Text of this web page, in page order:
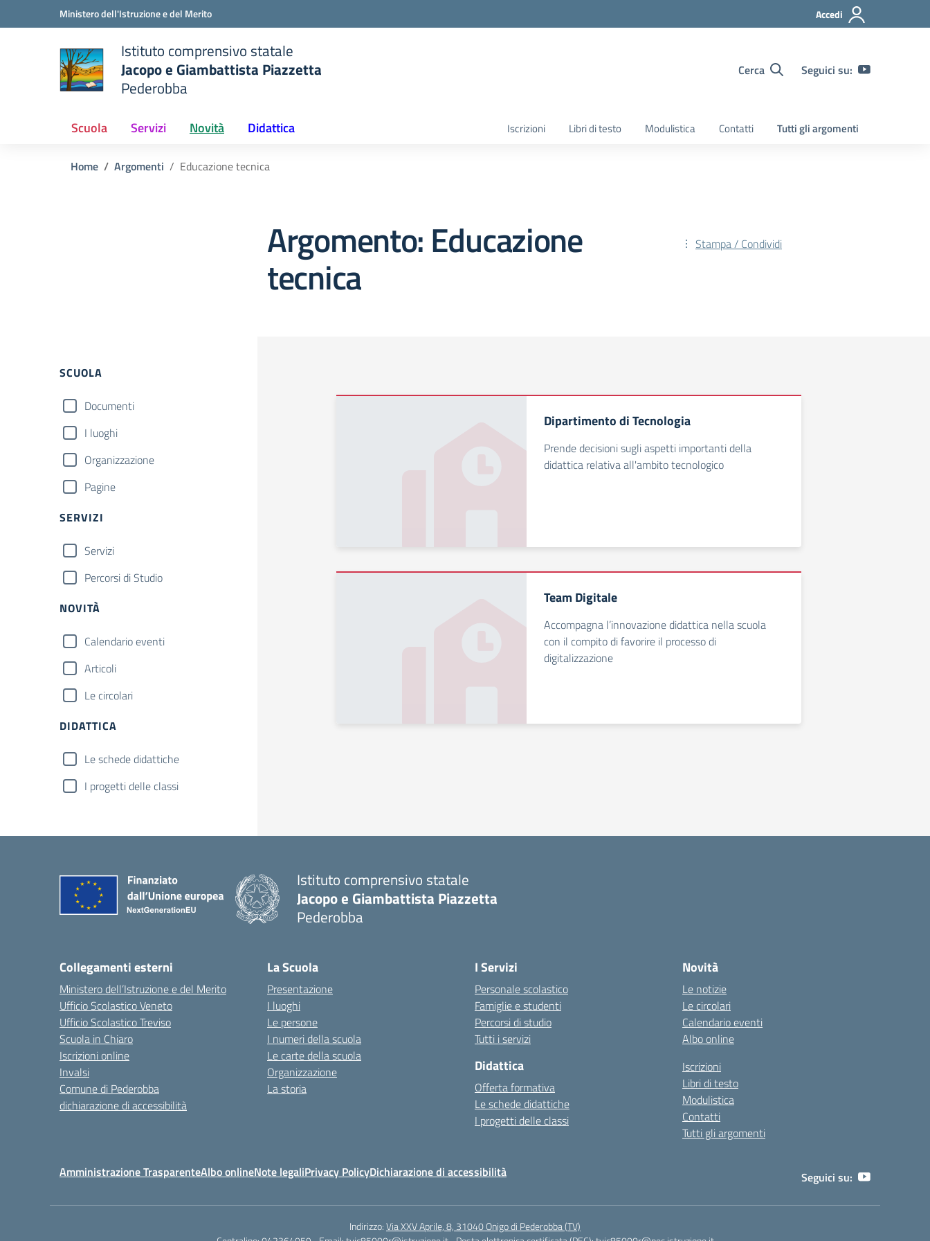
Vai ai contenuti
Vai al menu di navigazioneMinistero dell'Istruzione e del Merito Accedi
scuola
Istituto comprensivo statale
Jacopo e Giambattista Piazzetta
Pederobba
Cerca Seguici su:
Scuola Servizi Novità Didattica Iscrizioni Libri di testo Modulistica Contatti Tutti gli argomenti
Home Argomenti Educazione tecnica
Argomento: Educazione
tecnica
Stampa / Condividi
Filtri
SCUOLA
Documenti
I luoghi
Organizzazione
Pagine
SERVIZI
Servizi
Percorsi di Studio
NOVITÀ
Calendario eventi
Articoli
Le circolari
DIDATTICA
Le schede didattiche
I progetti delle classi
Dipartimento di Tecnologia
Prende decisioni sugli aspetti importanti della
didattica relativa all'ambito tecnologico
Team Digitale
Accompagna l’innovazione didattica nella scuola
con il compito di favorire il processo di
digitalizzazione
Istituto comprensivo statale
Jacopo e Giambattista Piazzetta
Pederobba
Collegamenti esterni
Ministero dell’Istruzione e del Merito
Ufficio Scolastico Veneto
Ufficio Scolastico Treviso
Scuola in Chiaro
Iscrizioni online
Invalsi
Comune di Pederobba
dichiarazione di accessibilità
La Scuola
Presentazione
I luoghi
Le persone
I numeri della scuola
Le carte della scuola
Organizzazione
La storia
I Servizi
Personale scolastico
Famiglie e studenti
Percorsi di studio
Tutti i servizi
Didattica
Offerta formativa
Le schede didattiche
I progetti delle classi
Novità
Le notizie
Le circolari
Calendario eventi
Albo online
Iscrizioni
Libri di testo
Modulistica
Contatti
Tutti gli argomenti
Amministrazione TrasparenteAlbo onlineNote legaliPrivacy PolicyDichiarazione di accessibilità Seguici su:
Indirizzo:Via XXV Aprile, 8, 31040 Onigo di Pederobba (TV)